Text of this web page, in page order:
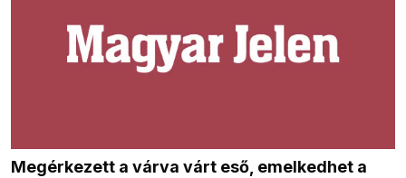
Megérkezett a várva várt eső, emelkedhet a